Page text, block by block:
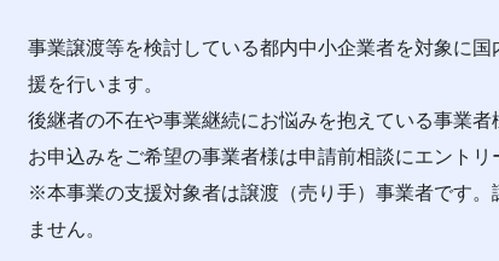
事業譲渡等を検討している都内中小企業者を対象に
援を行います。
後継者の不在や事業継続にお悩みを抱えている事業者
お申込みをご希望の事業者様は申請前相談にエントリ
※本事業の支援対象者は譲渡（売り手）事業者です
ません。